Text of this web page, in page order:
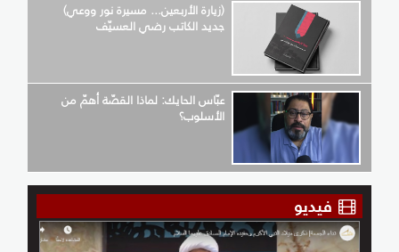
(زيارة الأربعين... مسيرة نور ووعي)
جديد الكاتب رضي العسيّف
عبّاس الحايك: لماذا القصّة أهمّ من
الأسلوب؟
فيديو